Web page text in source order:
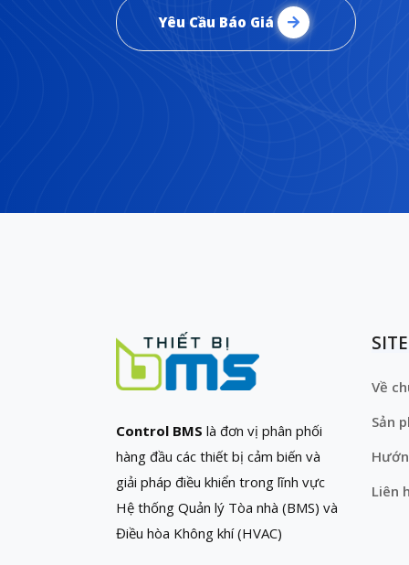
Yêu Cầu Báo Giá
Control BMS là đơn vị phân phối
hàng đầu các thiết bị cảm biến và
giải pháp điều khiển trong lĩnh vực
Hệ thống Quản lý Tòa nhà (BMS) và
Điều hòa Không khí (HVAC)
Về
Sản
Liên